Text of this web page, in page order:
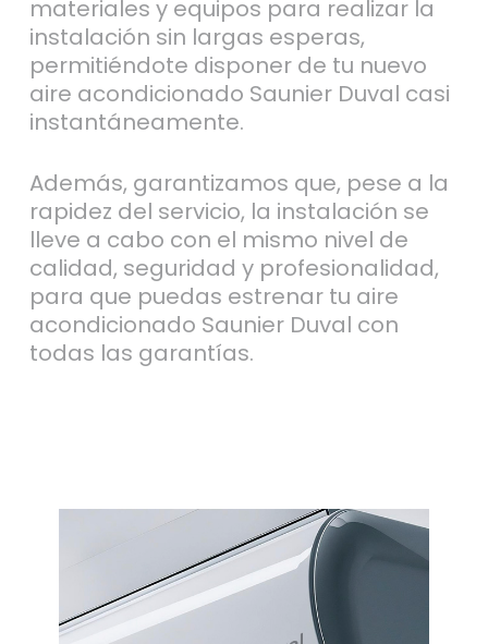
materiales y equipos para realizar la
instalación sin largas esperas,
permitiéndote disponer de tu nuevo
aire acondicionado Saunier Duval casi
instantáneamente.
Además, garantizamos que, pese a la
rapidez del servicio, la instalación se
lleve a cabo con el mismo nivel de
calidad, seguridad y profesionalidad,
para que puedas estrenar tu aire
acondicionado Saunier Duval con
todas las garantías.